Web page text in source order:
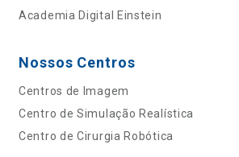
Academia Digital Einstein
Nossos Centros
Centros de Imagem
Centro de Simulação Realística
Centro de Cirurgia Robótica